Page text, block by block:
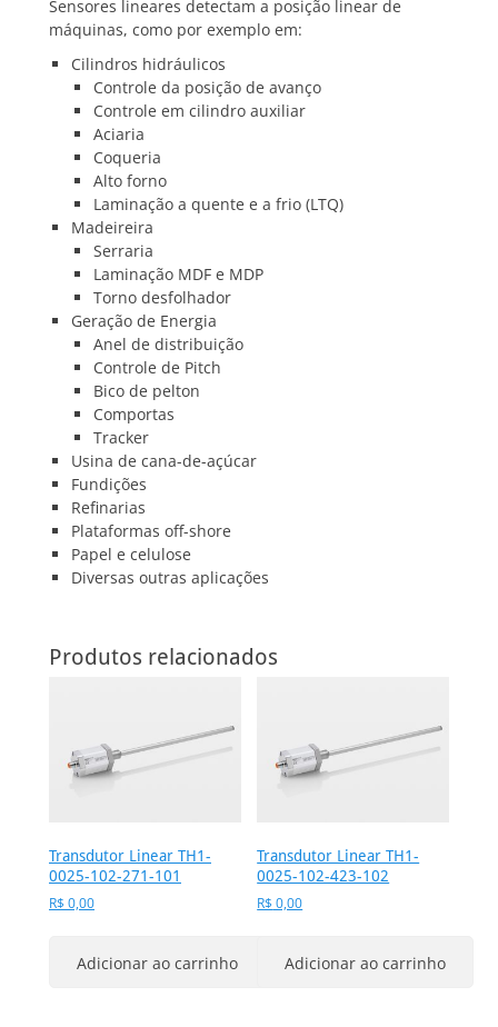
Sensores lineares detectam a posição linear de
máquinas, como por exemplo em:
Cilindros hidráulicos
Controle da posição de avanço
Controle em cilindro auxiliar
Aciaria
Coqueria
Alto forno
Laminação a quente e a frio (LTQ)
Madeireira
Serraria
Laminação MDF e MDP
Torno desfolhador
Geração de Energia
Anel de distribuição
Controle de Pitch
Bico de pelton
Comportas
Tracker
Usina de cana-de-açúcar
Fundições
Refinarias
Plataformas off-shore
Papel e celulose
Diversas outras aplicações
Produtos relacionados
Transdutor Linear TH1-
0025-102-271-101
R$ 0,00
Adicionar ao carrinho
Transdutor Linear TH1-
0025-102-423-102
R$ 0,00
Adicionar ao carrinho